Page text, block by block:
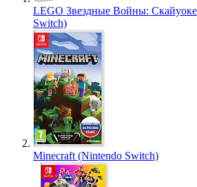
LEGO Звездные Войны:
Switch)
Minecraft (Nintendo Switch)